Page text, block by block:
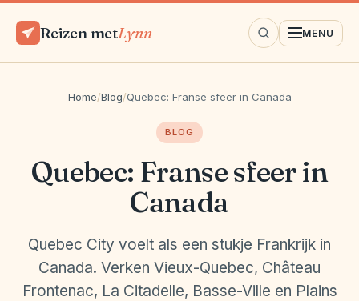
Reizen metLynn MENU
Home/Blog/Quebec: Franse sfeer in Canada
BLOG
Quebec: Franse sfeer in
Canada
Quebec City voelt als een stukje Frankrijk in
Canada. Verken Vieux-Quebec, Château
Frontenac, La Citadelle, Basse-Ville en Plains